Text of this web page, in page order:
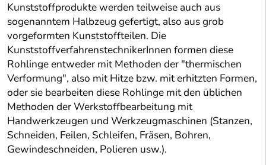
Kunststoffprodukte werden teilweise auch aus
sogenanntem Halbzeug gefertigt, also aus grob
vorgeformten Kunststoffteilen. Die
KunststoffverfahrenstechnikerInnen formen diese
Rohlinge entweder mit Methoden der "thermischen
Verformung", also mit Hitze bzw. mit erhitzten Formen,
oder sie bearbeiten diese Rohlinge mit den üblichen
Methoden der Werkstoffbearbeitung mit
Handwerkzeugen und Werkzeugmaschinen (Stanzen,
Schneiden, Feilen, Schleifen, Fräsen, Bohren,
Gewindeschneiden, Polieren usw.).